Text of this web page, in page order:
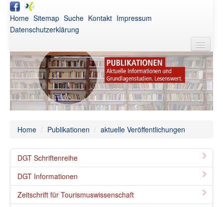
Home Sitemap Suche Kontakt Impressum
Datenschutzerklärung
DGT
Aktuelles
Awards
Home / Publikationen / aktuelle Veröffentlichungen
DGT Schriftenreihe
DGT Informationen
Zeitschrift für Tourismuswissenschaft